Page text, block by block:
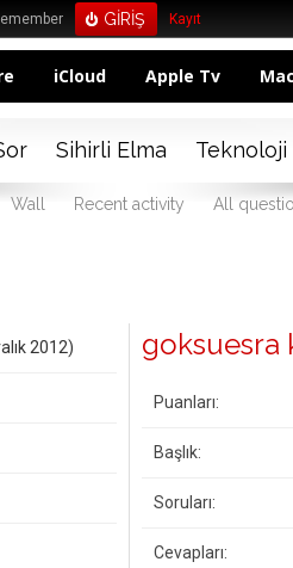
Kayıt
iCloud Apple Tv
Sihirli Elma
Wall Recent activity All
2012) goksuesra
Puanları:
Başlık:
Soruları:
Cevapları: